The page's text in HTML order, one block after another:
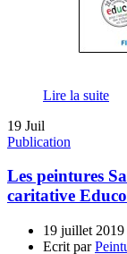
Lire la suite
19 Juil
Publication
Les peintures
caritative Educo
19 juillet 2019
Ecrit par